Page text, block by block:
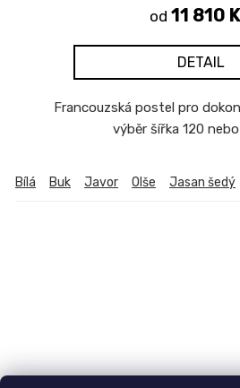
od 11 810
DETAIL
Francouzská postel pro
výběr šířka 120
Bílá Buk Javor Olše Jasan šedý